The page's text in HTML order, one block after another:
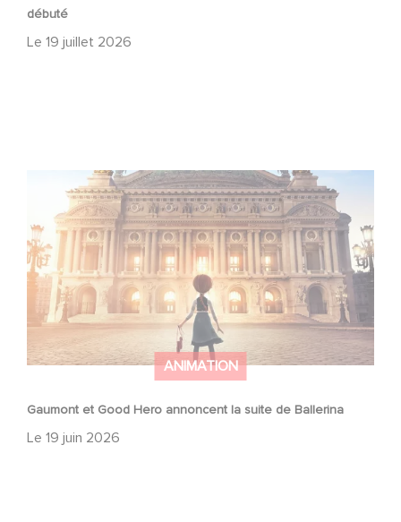
débuté
Le 19 juillet 2026
ANIMATION
Gaumont et Good Hero annoncent la suite de Ballerina
Le 19 juin 2026
Gaumont et Good Hero annoncent la suite de Ballerina